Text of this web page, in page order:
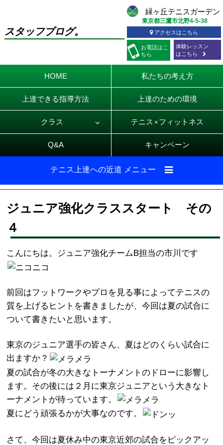
スタッフブログ。
お電話はこ
ちら
東京都三鷹市北野4-5-38
アクセスはこちら
体験レッスン
はこちら
HOME 私たちの考え方
上達できる指導方法 上達のための環境
クラス テニス × フィットネス
Q&A キャンペーン
テニス上達への近道 メニュー
ジュニア強化クラススタート その
４
こんにちは。ジュニア強化チームB担当の市川です
前回はフットワークやプロを見る事によってテニスの
質を上げるヒントを書きましたが、今回は夏の試合に
ついて書きたいと思います。
東京のジュニア選手の皆さん、夏はどのくらい試合に
出ますか？
夏の試合が冬の大きなトーナメントのドローに影響し
ます。その後には２月に東京ジュニアという大きなト
ーナメントが待っています。
夏にどう頑張るかが大事なのです。
さて、今回は夏休み中の東京近郊の試合をピックアッ